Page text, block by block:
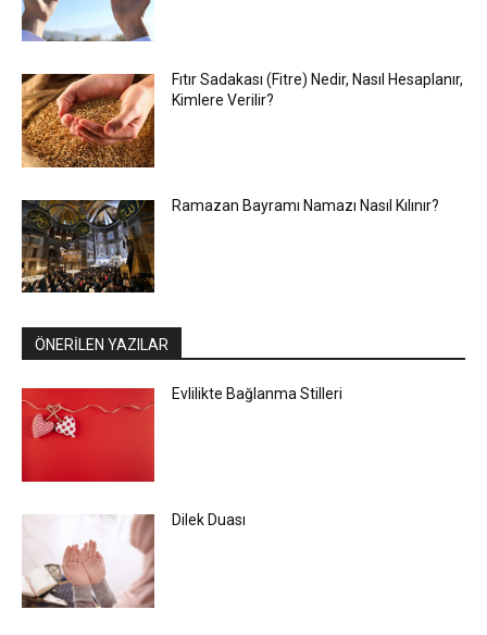
Fıtır Sadakası (Fitre) Nedir, Nasıl Hesaplanır,
Kimlere Verilir?
Ramazan Bayramı Namazı Nasıl Kılınır?
ÖNERİLEN YAZILAR
Evlilikte Bağlanma Stilleri
Dilek Duası